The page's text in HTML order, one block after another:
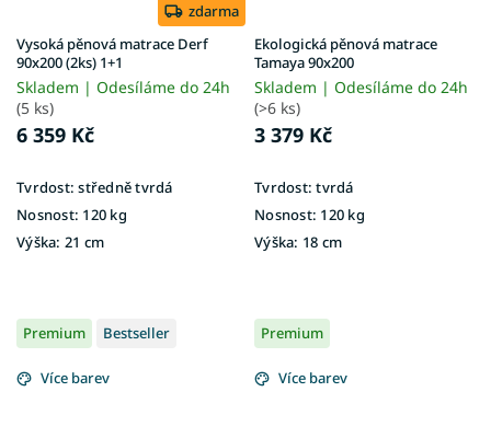
zdarma
Vysoká pěnová matrace Derf
90x200 (2ks) 1+1
Skladem | Odesíláme do 24h
(5 ks)
6 359 Kč
Tvrdost: středně tvrdá
Nosnost: 120 kg
Výška: 21 cm
Ekologická pěnová matrace
Tamaya 90x200
Skladem | Odesíláme do 24h
(>6 ks)
3 379 Kč
Tvrdost: tvrdá
Nosnost: 120 kg
Výška: 18 cm
Premium Bestseller
Více barev
Premium
Více barev